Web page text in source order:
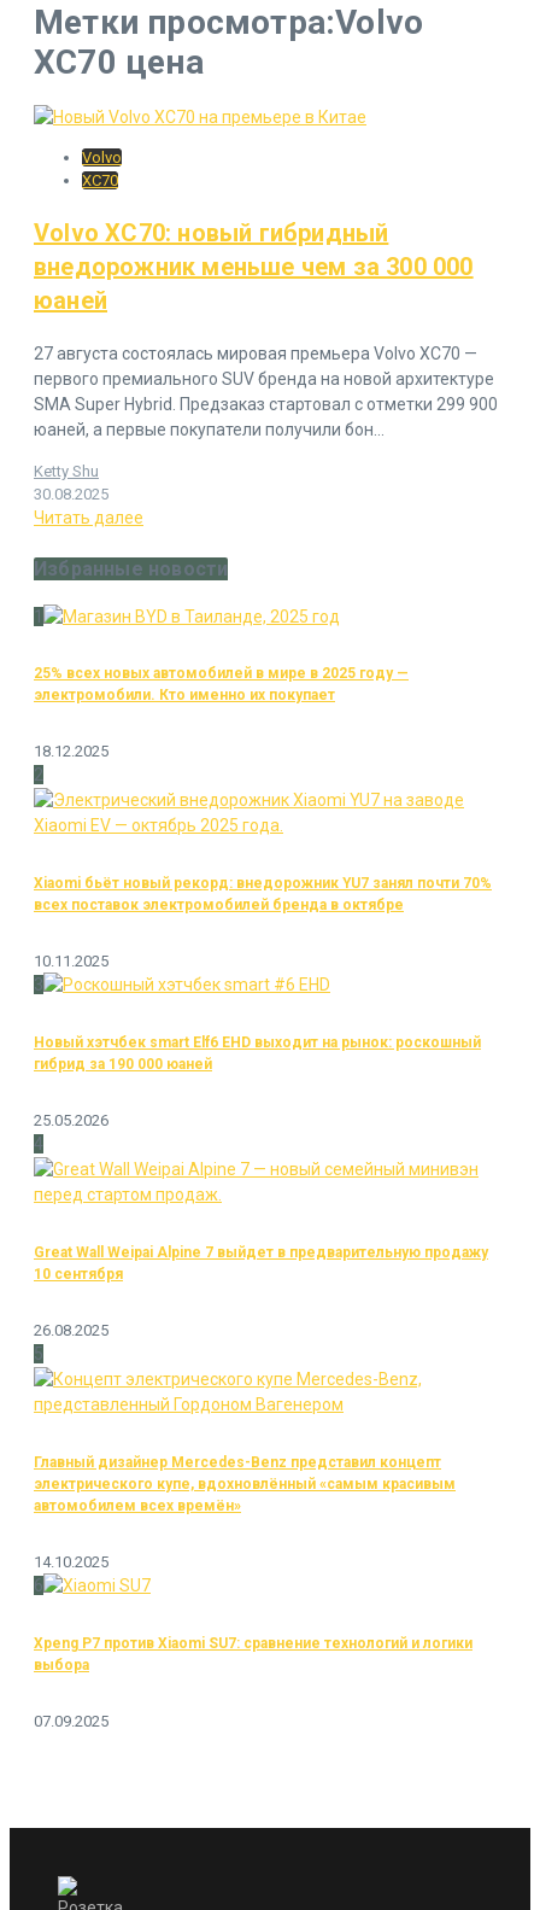
Метки просмотра:Volvo
XC70 цена
Volvo
XC70
Volvo XC70: новый гибридный
внедорожник меньше чем за 300 000
юаней
27 августа состоялась мировая премьера Volvo XC70 —
первого премиального SUV бренда на новой архитектуре
SMA Super Hybrid. Предзаказ стартовал с отметки 299 900
юаней, а первые покупатели получили бон...
Ketty Shu
30.08.2025
Читать далее
Избранные новости
1
25% всех новых автомобилей в мире в 2025 году —
электромобили. Кто именно их покупает
18.12.2025
2
Xiaomi бьёт новый рекорд: внедорожник YU7 занял почти 70%
всех поставок электромобилей бренда в октябре
10.11.2025
3
Новый хэтчбек smart Elf6 EHD выходит на рынок: роскошный
гибрид за 190 000 юаней
25.05.2026
4
Great Wall Weipai Alpine 7 выйдет в предварительную продажу
10 сентября
26.08.2025
5
Главный дизайнер Mercedes-Benz представил концепт
электрического купе, вдохновлённый «самым красивым
автомобилем всех времён»
14.10.2025
6
Xpeng P7 против Xiaomi SU7: сравнение технологий и логики
выбора
07.09.2025